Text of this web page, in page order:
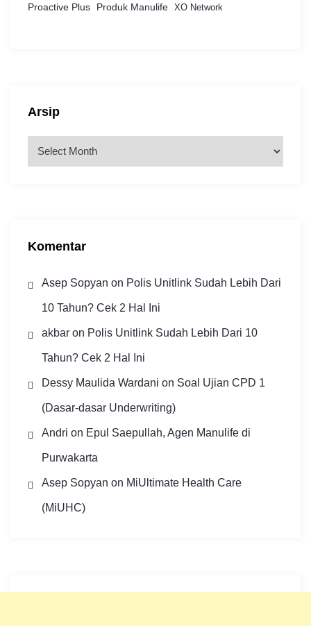
Proactive Plus Produk Manulife XO Network
Arsip
Komentar
Asep Sopyan on Polis Unitlink Sudah Lebih Dari
10 Tahun? Cek 2 Hal Ini
akbaron Polis Unitlink Sudah Lebih Dari 10
Tahun? Cek 2 Hal Ini
Dessy Maulida Wardani on Soal Ujian CPD 1
(Dasar-dasar Underwriting)
Andri on Epul Saepullah, Agen Manulife di
Purwakarta
Asep Sopyan on MiUltimate Health Care
(MiUHC)